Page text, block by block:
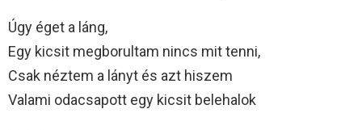
Úgy éget a láng,
Egy kicsit megborultam nincs mit tenni,
Csak néztem a lányt és azt hiszem
Valami odacsapott egy kicsit belehalok